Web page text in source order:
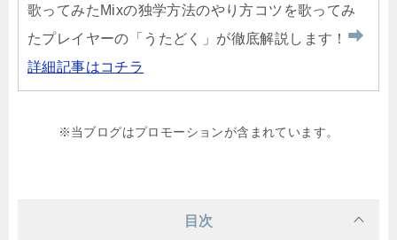
歌ってみたMixの独学方法のやり方コツを歌ってみ
たプレイヤーの「うたどく」が徹底解説します！
詳細記事はコチラ
※当ブログはプロモーションが含まれています。
目次